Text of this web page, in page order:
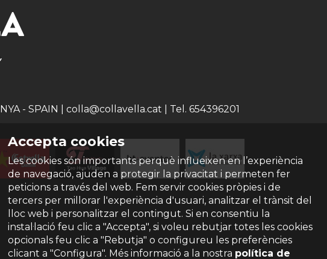
Accepta cookies
Les cookies són importants perquè influeixen en l’experiència
de navegació, ajuden a protegir la privacitat i permeten fer
peticions a través del web. Fem servir cookies pròpies i de
tercers per millorar l'experiència d'usuari, analitzar el trànsit del
lloc web i personalitzar el contingut. Si en consentiu la
instal·lació feu clic a "Accepta", si voleu rebutjar totes les cookies
opcionals feu clic a "Rebutja" o configureu les preferències
clicant a "Configura". Més informació a la nostra política de
- SPAIN | colla@collavella.cat | Tel. 654396201